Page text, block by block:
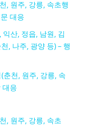
, 원주, 강릉, 속초행
대응
산, 정읍, 남원, 김
, 나주, 광양 등) – 행
춘천, 원주, 강릉, 속
대응
, 원주, 강릉, 속초